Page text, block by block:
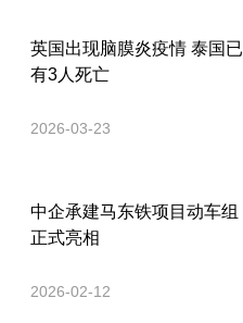
英国出现脑膜炎疫情 泰国已
有3人死亡
2026-03-23
中企承建马东铁项目动车组
正式亮相
2026-02-12